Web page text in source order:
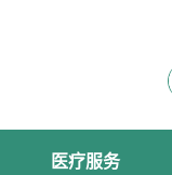
医疗服务